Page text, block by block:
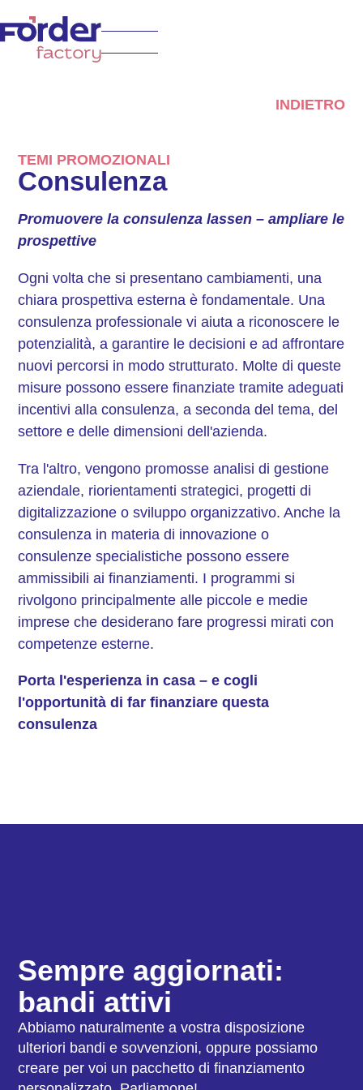
INDIETRO
TEMI PROMOZIONALI
Consulenza
Promuovere la consulenzalassen – ampliare le
prospettive
Ogni volta che si presentano cambiamenti, una
chiara prospettiva esterna è fondamentale. Una
consulenza professionale vi aiuta a riconoscere le
potenzialità, a garantire le decisioni e ad affrontare
nuovi percorsi in modo strutturato. Molte di queste
misure possono essere finanziate tramite adeguati
incentivi alla consulenza, a seconda del tema, del
settore e delle dimensioni dell'azienda.
Tra l'altro, vengono promosse analisi di gestione
aziendale, riorientamenti strategici, progetti di
digitalizzazione o sviluppo organizzativo. Anche la
consulenza in materia di innovazione o
consulenze specialistiche possono essere
ammissibili ai finanziamenti. I programmi si
rivolgono principalmente alle piccole e medie
imprese che desiderano fare progressi mirati con
competenze esterne.
Porta l'esperienza in casa – e cogli
l'opportunità di far finanziare questa
consulenza
Sempre aggiornati:
bandi attivi
Abbiamo naturalmente a vostra disposizione
ulteriori bandi e sovvenzioni, oppure possiamo
creare per voi un pacchetto di finanziamento